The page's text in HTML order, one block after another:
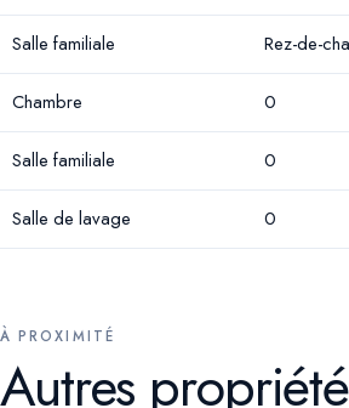
Salle familiale Rez-de-
Chambre 0
Salle familiale 0
Salle de lavage 0
À PROXIMITÉ
Autres